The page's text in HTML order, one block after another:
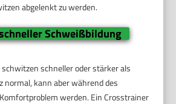
abgelenkt zu werden.
Schweißbildung
schneller oder stärker als
normal, kann aber während des
werden. Ein Crosstrainer